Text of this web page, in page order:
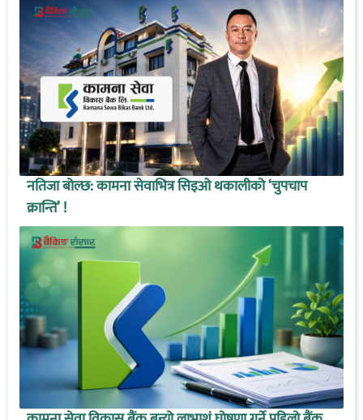
नतिजा बोल्छ: कामना सेवाभित्र सिइओ थकालीको ‘चुपचाप
क्रान्ति’ !